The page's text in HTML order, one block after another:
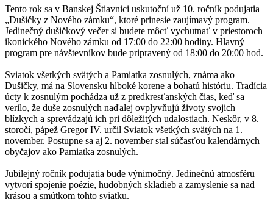
Tento rok sa v Banskej Štiavnici uskutoční už 10. ročník podujatia
„Dušičky z Nového zámku“, ktoré prinesie zaujímavý program.
Jedinečný dušičkový večer si budete môcť vychutnať v priestoroch
ikonického Nového zámku od 17:00 do 22:00 hodiny. Hlavný
program pre návštevníkov bude pripravený od 18:00 do 20:00 hod.
Sviatok všetkých svätých a Pamiatka zosnulých, známa ako
Dušičky, má na Slovensku hlboké korene a bohatú históriu. Tradícia
úcty k zosnulým pochádza už z predkresťanských čias, keď sa
verilo, že duše zosnulých naďalej ovplyvňujú životy svojich
blízkych a sprevádzajú ich pri dôležitých udalostiach. Neskôr, v 8.
storočí, pápež Gregor IV. určil Sviatok všetkých svätých na 1.
november. Postupne sa aj 2. november stal súčasťou kalendárnych
obyčajov ako Pamiatka zosnulých.
Jubilejný ročník podujatia bude výnimočný. Jedinečnú atmosféru
vytvorí spojenie poézie, hudobných skladieb a zamyslenie sa nad
krásou a smútkom tohto sviatku.